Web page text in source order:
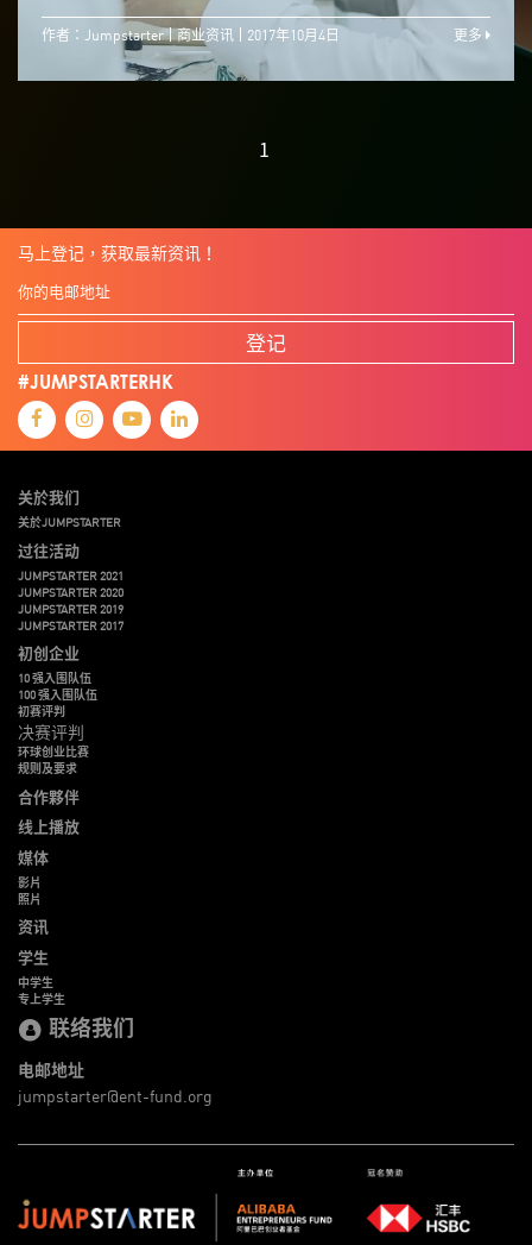
作者：Jumpstarter 商业资讯 2017年10月4日 更多
1
马上登记，获取最新资讯！
登记
#JUMPSTARTERHK
关於我们
关於JUMPSTARTER
过往活动
JUMPSTARTER 2021
JUMPSTARTER 2020
JUMPSTARTER 2019
JUMPSTARTER 2017
初创企业
10 强入围队伍
100 强入围队伍
初赛评判
决赛评判
环球创业比赛
规则及要求
合作夥伴
线上播放
媒体
影片
照片
资讯
学生
中学生
专上学生
联络我们
电邮地址
jumpstarter@ent-fund.org